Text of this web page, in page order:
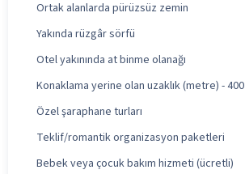
Ortak alanlarda pürüzsüz zemin
Yakında rüzgâr sörfü
Otel yakınında at binme olanağı
Konaklama yerine olan uzaklık (metre) - 400
Özel şaraphane turları
Teklif/romantik organizasyon paketleri
Bebek veya çocuk bakım hizmeti (ücretli)